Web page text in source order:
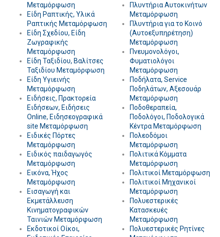
Μεταμόρφωση
Είδη Ραπτικής, Υλικά
Ραπτικής Μεταμόρφωση
Είδη Σχεδίου, Είδη
Ζωγραφικής
Μεταμόρφωση
Είδη Ταξιδίου, Βαλίτσες
Ταξιδίου Μεταμόρφωση
Είδη Υγιεινής
Μεταμόρφωση
Ειδήσεις, Πρακτορεία
Ειδήσεων, Ειδήσεις
Online, Ειδησεογραφικά
site Μεταμόρφωση
Ειδικές Πόρτες
Μεταμόρφωση
Ειδικός παιδαγωγός
Μεταμόρφωση
Εικόνα, Ήχος
Μεταμόρφωση
Εισαγωγή και
Εκμετάλλευση
Κινηματογραφικών
Ταινιών Μεταμόρφωση
Εκδοτικοί Οίκοι,
Πλυντήρια Αυτοκινήτων
Μεταμόρφωση
Πλυντήρια για το Κοινό
(Αυτοεξυπηρέτηση)
Μεταμόρφωση
Πνευμονολόγοι,
Φυματιολόγοι
Μεταμόρφωση
Ποδήλατα, Service
Ποδηλάτων, Αξεσουάρ
Μεταμόρφωση
Ποδοθεραπεία,
Ποδολόγοι, Ποδολογικά
Κέντρα Μεταμόρφωση
Πολεοδόμοι
Μεταμόρφωση
Πολιτικά Κόμματα
Μεταμόρφωση
Πολιτικοί Μεταμόρφωση
Πολιτικοί Μηχανικοί
Μεταμόρφωση
Πολυεστερικές
Κατασκευές
Μεταμόρφωση
Πολυεστερικές Ρητίνες